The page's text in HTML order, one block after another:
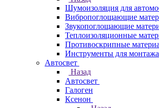
Шумоизоляция для
Вибропоглощающие
Звукопоглощающие
Теплоизоляционные
Противоскрипные
Инструменты для
Автосвет
Назад
Автосвет
Галоген
Ксенон